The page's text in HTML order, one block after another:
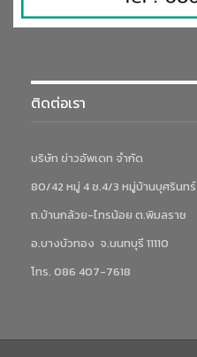
ติดต่อเรา
บริษัท ข่าวอัพเดท จำกัด
80/42 หมู่ 4 ซ.4/3 หมู่บ้านบุศรินทร์
ถ.บ้านกล้วย-ไทรน้อย ต.พิมลราช
อ.บางบัวทอง จ.นนทบุรี 11110
โทร. 086 407-7618